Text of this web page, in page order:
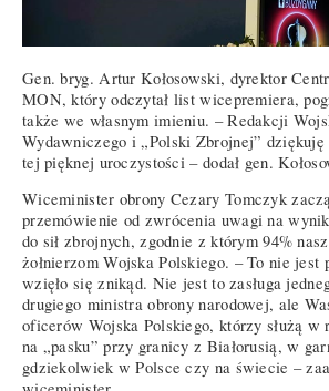
Gen. bryg. Artur Kołosowski, dyrektor
MON, który odczytał list wicepremiera,
także we własnym imieniu. – Redakcji
Wydawniczego i „Polski Zbrojnej” dziękuję
tej pięknej uroczystości – dodał gen.
Wiceminister obrony Cezary Tomczyk
przemówienie od zwrócenia uwagi na
do sił zbrojnych, zgodnie z którym 94%
żołnierzom Wojska Polskiego. – To nie jest
wzięło się znikąd. Nie jest to zasługa
drugiego ministra obrony narodowej, ale
oficerów Wojska Polskiego, którzy służą w
na „pasku” przy granicy z Białorusią, w
gdziekolwiek w Polsce czy na świecie –